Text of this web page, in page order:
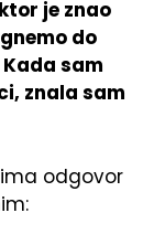
je znao
do
sam
znala sam
odgovor